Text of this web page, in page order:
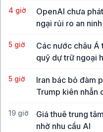
4 giờ
OpenAI chưa
ngại rủi ro an
5 giờ
Các nước châu Á
quỹ dự trữ ngoại
5 giờ
Iran bác bỏ đàm
Trump kiên nhẫn
19 giờ
Giá thuê trung
nhờ nhu cầu AI